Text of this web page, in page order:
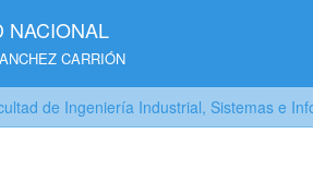
NACIONAL
CARRIÓN
de Ingeniería Industrial, Sistemas e